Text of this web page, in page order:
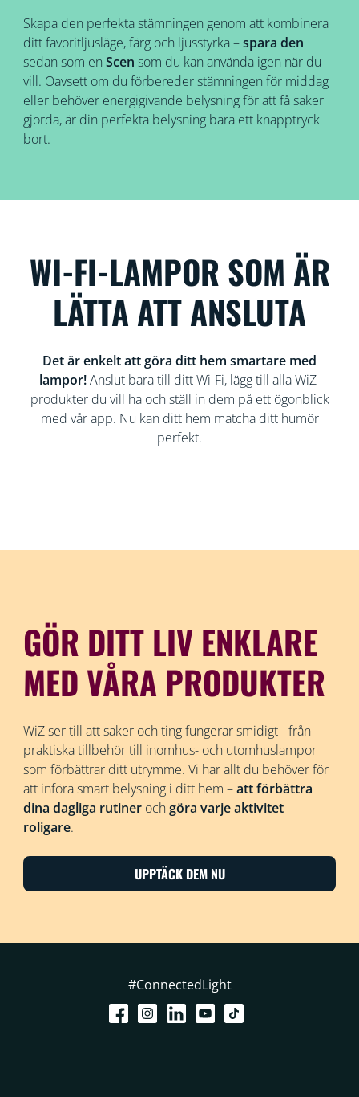
Skapa den perfekta stämningen genom att kombinera
ditt favoritljusläge, färg och ljusstyrka –spara den
sedan som en Scen som du kan använda igen när du
vill. Oavsett om du förbereder stämningen för middag
eller behöver energigivande belysning för att få saker
gjorda, är din perfekta belysning bara ett knapptryck
bort.
WI-FI-LAMPOR SOM ÄR
LÄTTA ATT ANSLUTA
Det är enkelt att göra ditt hem smartare med
lampor!Anslut bara till ditt Wi-Fi, lägg till alla WiZ-
produkter du vill ha och ställ in dem på ett ögonblick
med vår app. Nu kan ditt hem matcha ditt humör
perfekt.
GÖR DITT LIV ENKLARE
MED VÅRA PRODUKTER
WiZ ser till att saker och ting fungerar smidigt - från
praktiska tillbehör till inomhus- och utomhuslampor
som förbättrar ditt utrymme. Vi har allt du behöver för
att införa smart belysning i ditt hem –att förbättra
dina dagliga rutinerochgöra varje aktivitet
roligare.
UPPTÄCK DEM NU
#ConnectedLight